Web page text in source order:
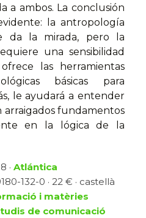
a ambos. La conclusión
la antropología
da la mirada, pero la
una sensibilidad
las herramientas
básicas para
le ayudará a entender
arraigados fundamentos
en la lógica de la
· Atlántica
132-0 · 22 € · castellà
i matèries
de comunicació